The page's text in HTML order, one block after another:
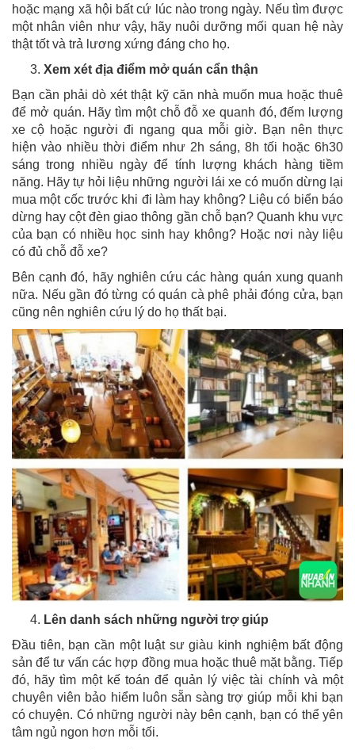
hoặc mạng xã hội bất cứ lúc nào trong ngày. Nếu tìm được
một nhân viên như vậy, hãy nuôi dưỡng mối quan hệ này
thật tốt và trả lương xứng đáng cho họ.
Xem xét địa điểm mở quán cẩn thận
Bạn cần phải dò xét thật kỹ căn nhà muốn mua hoặc thuê
để mở quán. Hãy tìm một chỗ đỗ xe quanh đó, đếm lượng
xe cộ hoặc người đi ngang qua mỗi giờ. Bạn nên thực
hiện vào nhiều thời điểm như 2h sáng, 8h tối hoặc 6h30
sáng trong nhiều ngày để tính lượng khách hàng tiềm
năng. Hãy tự hỏi liệu những người lái xe có muốn dừng lại
mua một cốc trước khi đi làm hay không? Liệu có biển báo
dừng hay cột đèn giao thông gần chỗ bạn? Quanh khu vực
của bạn có nhiều học sinh hay không? Hoặc nơi này liệu
có đủ chỗ đỗ xe?
Bên cạnh đó, hãy nghiên cứu các hàng quán xung quanh
nữa. Nếu gần đó từng có quán cà phê phải đóng cửa, bạn
cũng nên nghiên cứu lý do họ thất bại.
Lên danh sách những người trợ giúp
Đầu tiên, bạn cần một luật sư giàu kinh nghiệm bất động
sản để tư vấn các hợp đồng mua hoặc thuê mặt bằng. Tiếp
đó, hãy tìm một kế toán để quản lý việc tài chính và một
chuyên viên bảo hiểm luôn sẵn sàng trợ giúp mỗi khi bạn
có chuyện. Có những người này bên cạnh, bạn có thể yên
tâm ngủ ngon hơn mỗi tối.